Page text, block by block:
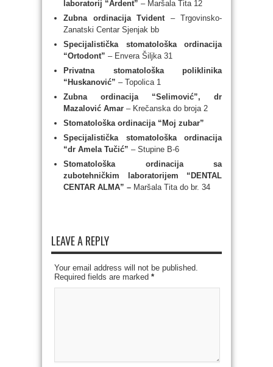
laboratorij “Ardent” – Maršala Tita 12
Zubna ordinacija Tvident– Trgovinsko-
Zanatski Centar Sjenjak bb
Specijalistička stomatološka ordinacija
“Ortodont” – Envera Šiljka 31
Privatna stomatološka poliklinika
“Huskanović” – Topolica 1
Zubna ordinacija “Selimović”, dr
Mazalović Amar – Krečanska do broja 2
Stomatološka ordinacija “Moj zubar”
Specijalistička stomatološka ordinacija
“dr Amela Tučić” – Stupine B-6
Stomatološka ordinacija sa
zubotehničkim laboratorijem “DENTAL
CENTAR ALMA” – Maršala Tita do br. 34
LEAVE A REPLY
Your email address will not be published.
Required fields are marked *